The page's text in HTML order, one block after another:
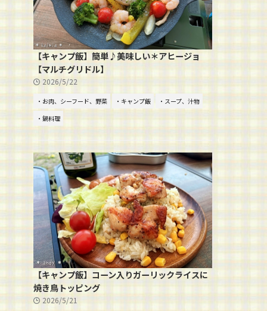
【キャンプ飯】簡単♪美味しい＊アヒージョ
【マルチグリドル】
2026/5/22
・お肉、シーフード、野菜 ・キャンプ飯
・スープ、汁物
・鍋料理
【キャンプ飯】コーン入りガーリックライスに
焼き鳥トッピング
2026/5/21